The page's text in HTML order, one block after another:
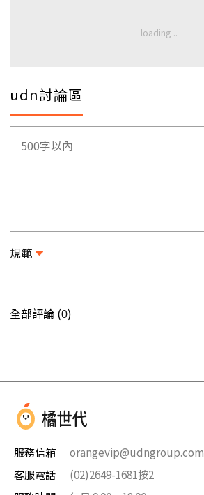
udn討論區
規範
全部評論 (0)
服務信箱
orangevip@udngroup.com
客服電話
(02)2649-1681按2